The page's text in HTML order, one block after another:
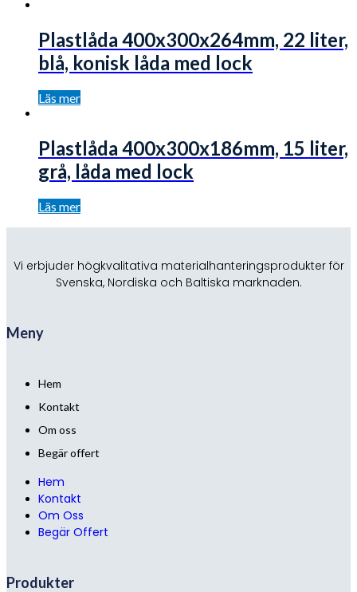
Plastlåda 400x300x264mm, 22 liter,
blå, konisk låda med lock
Läs mer
Plastlåda 400x300x186mm, 15 liter,
grå, låda med lock
Läs mer
Vi erbjuder högkvalitativa materialhanteringsprodukter för
Svenska, Nordiska och Baltiska marknaden.
Meny
Hem
Kontakt
Om oss
Begär offert
Hem
Kontakt
Om Oss
Begär Offert
Produkter